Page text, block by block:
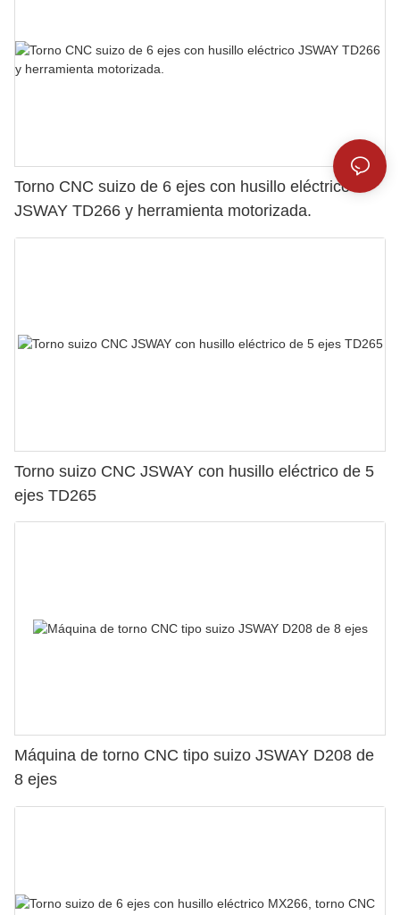
Torno CNC suizo de 6 ejes con husillo eléctrico
JSWAY TD266 y herramienta motorizada.
Torno suizo CNC JSWAY con husillo eléctrico de 5
ejes TD265
Máquina de torno CNC tipo suizo JSWAY D208 de
8 ejes